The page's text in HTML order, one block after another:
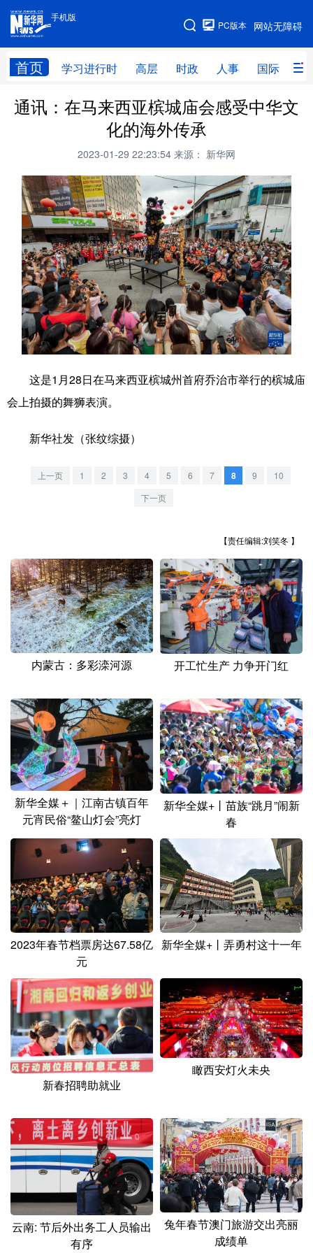
手机版
网站无障碍
PC版本
首页 学习进行时 高层 时政 人事 国际 财
手机版
网站地图
学习进行时 高层 时政 人事
财经 网评
全球连线
科技 科创 量子 体育
文化 书画 健康 军事
访谈 视频 图片 政务
法律 中央文件 金融 汽车
食品 人居 信息化 数字经济
学术中国 乡村振兴 银龄 溯源中国
彩票
山西
辽宁 吉林 上海 江苏
浙江 安徽 福建 江西
山东 河南 湖北 湖南
广东 广西 海南 重庆
陕西 甘肃 青海 宁夏
新疆 内蒙古 黑龙江
多语种频道
Русский язык 日本語 한국어
Deutsch Português
通讯：在马来西亚槟城庙会感受中华文
化的海外传承
2023-01-29 22:23:54 来源： 新华网
这是1月28日在马来西亚槟城州首府乔治市举行的槟城庙
会上拍摄的舞狮表演。
新华社发（张纹综摄）
上一页 1 2 3 4 5 6 7 8 9
10
下一页
【责任编辑:刘笑冬 】
内蒙古：多彩滦河源 开工忙生产 力争开门红
新华全媒＋｜江南古镇百年
元宵民俗“鳌山灯会”亮灯
新华全媒+丨苗族“跳月”闹新
春
2023年春节档票房达67.58亿
元
新华全媒+丨弄勇村这十一年
新春招聘助就业
瞰西安灯火未央
云南: 节后外出务工人员输出
有序
兔年春节澳门旅游交出亮丽
成绩单